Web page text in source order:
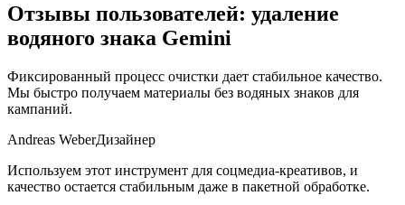
Отзывы пользователей: удаление
водяного знака Gemini
Фиксированный процесс очистки дает стабильное качество.
Мы быстро получаем материалы без водяных знаков для
кампаний.
Andreas WeberДизайнер
Используем этот инструмент для соцмедиа-креативов, и
качество остается стабильным даже в пакетной обработке.